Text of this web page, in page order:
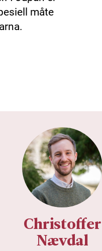
måte
Christoffer
Nævdal